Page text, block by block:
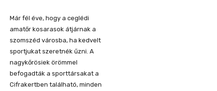
Már fél éve, hogy a ceglédi
amatőr kosarasok átjárnak a
szomszéd városba, ha kedvelt
sportjukat szeretnék űzni. A
nagykőrösiek örömmel
befogadták a sporttársakat a
Cifrakertben található, minden